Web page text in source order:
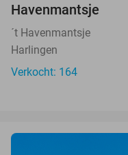
Havenmantsje
´t Havenmantsje
Harlingen
Verkocht: 164